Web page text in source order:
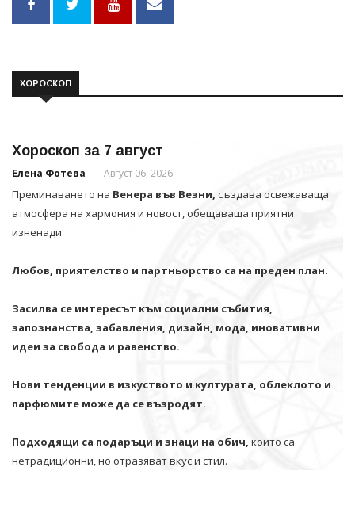
ХОРОСКОП
Хороскоп за 7 август
Елена Фотева Август 06, 2026
Преминаването на Венера във Везни, създава освежаваща
атмосфера на хармония и новост, обещаваща приятни
изненади.
Любов, приятелство и партньорство са на преден план.
Засилва се интересът към социални събития,
запознанства, забавления, дизайн, мода, иновативни
идеи за свобода и равенство.
Нови тенденции в изкуството и културата, облеклото и
парфюмите може да се възродят.
Подходящи са подаръци и знаци на обич, които са
нетрадиционни, но отразяват вкус и стил.